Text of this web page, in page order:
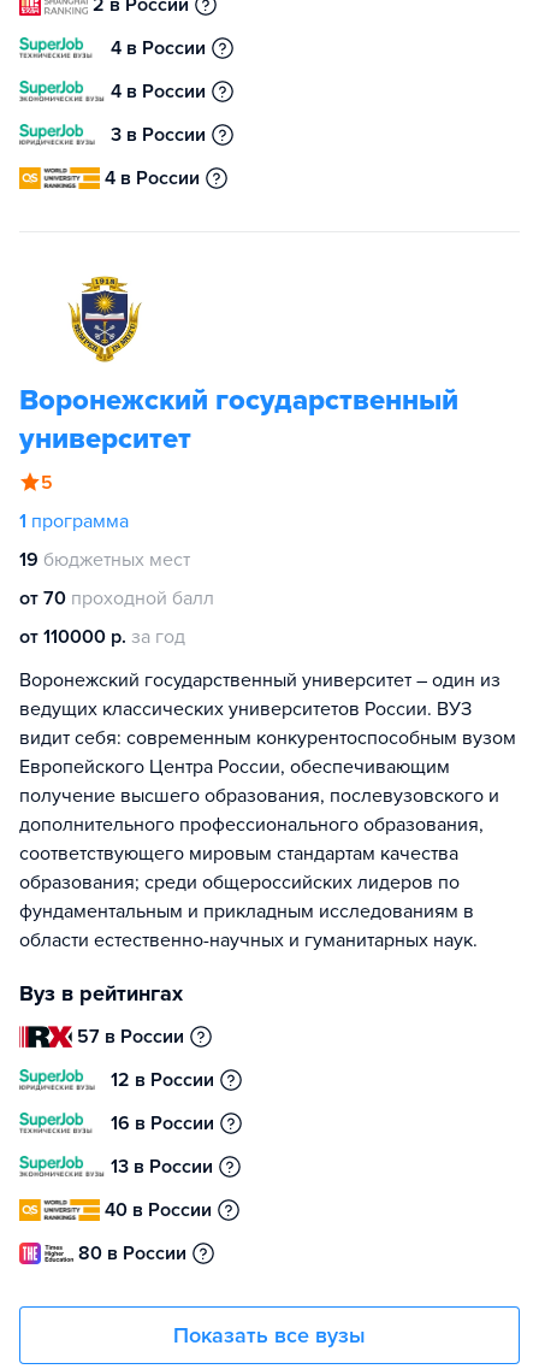
2 в России
4 в России
4 в России
3 в России
4 в России
Воронежский государственный
университет
5
1 программа
19 бюджетных мест
от 70 проходной балл
от 110000 р. за год
Воронежский государственный университет – один из
ведущих классических университетов России. ВУЗ
видит себя: современным конкурентоспособным вузом
Европейского Центра России, обеспечивающим
получение высшего образования, послевузовского и
дополнительного профессионального образования,
соответствующего мировым стандартам качества
образования; среди общероссийских лидеров по
фундаментальным и прикладным исследованиям в
области естественно-научных и гуманитарных наук.
Вуз в рейтингах
57 в России
12 в России
16 в России
13 в России
40 в России
80 в России
Показать все вузы